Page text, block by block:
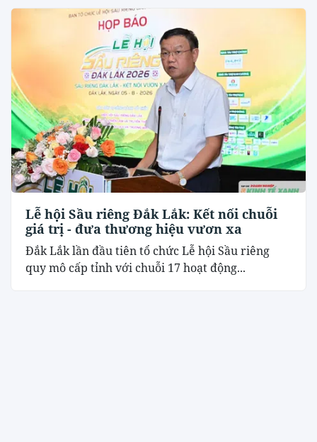
Lễ hội Sầu riêng Đắk Lắk: Kết nối chuỗi
giá trị - đưa thương hiệu vươn xa
Đắk Lắk lần đầu tiên tổ chức Lễ hội Sầu riêng
quy mô cấp tỉnh với chuỗi 17 hoạt động...